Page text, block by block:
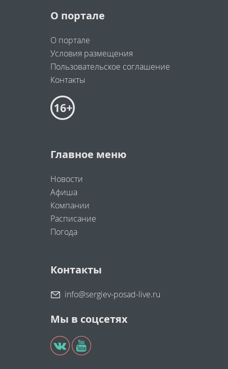
О портале
О портале
Условия размещения
Пользовательское соглашение
Контакты
Главное меню
Новости
Афиша
Компании
Расписание
Погода
Контакты
info@sergiev-posad-live.ru
Мы в соцсетях